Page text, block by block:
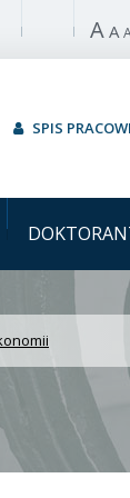
Włącz A A
SPIS